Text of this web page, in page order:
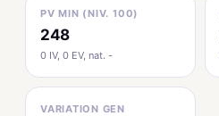
PV MIN (NIV. 100)
248
0 IV, 0 EV, nat. -
VARIATION GEN